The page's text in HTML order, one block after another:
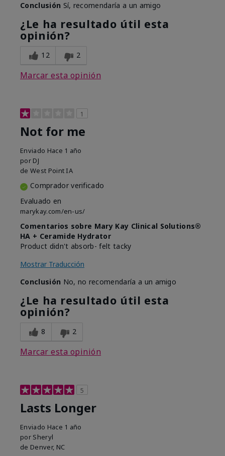
Conclusión Sí, recomendaría a un amigo
¿Le ha resultado útil esta
opinión?
12 2
Marcar esta opinión
1
Not for me
Enviado Hace 1 año
por DJ
de West Point IA
Comprador verificado
Evaluado en
marykay.com/en-us/
Comentarios sobre Mary Kay Clinical Solutions®
HA + Ceramide Hydrator
Product didn't absorb- felt tacky
Mostrar Traducción
Conclusión No, no recomendaría a un amigo
¿Le ha resultado útil esta
opinión?
8 2
Marcar esta opinión
5
Lasts Longer
Enviado Hace 1 año
por Sheryl
de Denver, NC